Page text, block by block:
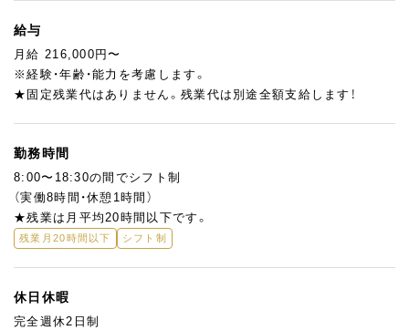
っかり整っています。
「ここまでできるけど、ここはまだ不安…」という方も大丈夫。先
輩スタッフがしっかりフォローします！
商品開発へのチャレンジも大歓迎！
経験3年目の若手スタッフが新作を提案するなど、チャレンジでき
る風土があります。
将来的に独立を目指している方も歓迎。
オーナーがこれまで培ってきた経験は、惜しみなくお伝えします！
給与
月給 216,000円〜
※経験・年齢・能力を考慮します。
★固定残業代はありません。残業代は別途全額支給します！
勤務時間
8:00〜18:30の間でシフト制
（実働8時間・休憩1時間）
★残業は月平均20時間以下です。
残業月20時間以下 シフト制
休日休暇
完全週休2日制